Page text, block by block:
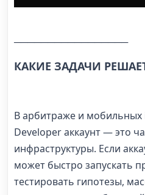
─────────────────
КАКИЕ ЗАДАЧИ РЕШАЕТ
В арбитраже и мобильных
Developer аккаунт — это
инфраструктуры. Если
может быстро запускать
тестировать гипотезы,